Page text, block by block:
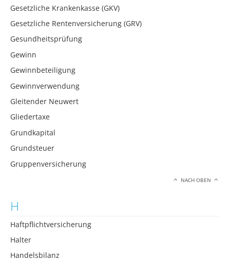
Gesetzliche Krankenkasse (GKV)
Gesetzliche Rentenversicherung (GRV)
Gesundheitsprüfung
Gewinn
Gewinnbeteiligung
Gewinnverwendung
Gleitender Neuwert
Gliedertaxe
Grundkapital
Grundsteuer
Gruppenversicherung
NACH OBEN
H
Haftpflichtversicherung
Halter
Handelsbilanz